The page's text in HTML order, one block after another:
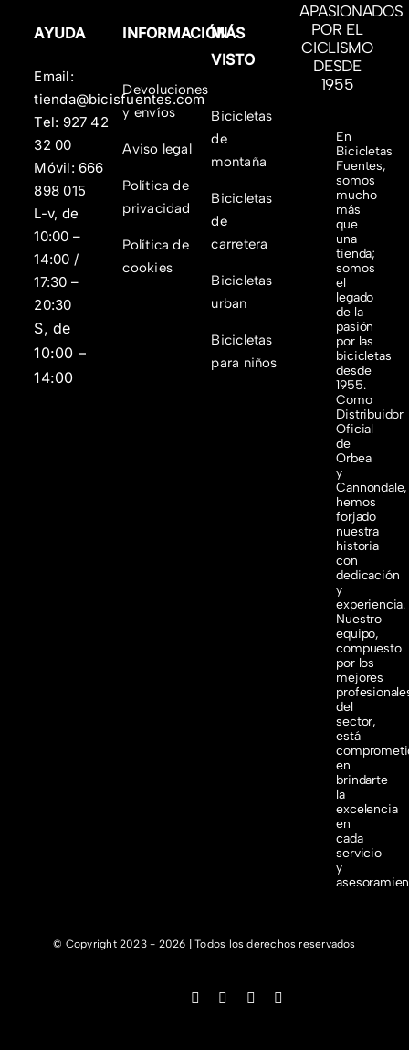
AYUDA
Email:
tienda@bicisfuentes.com
Tel: 927 42
32 00
Móvil: 666
898 015
L-v, de
10:00 –
14:00 /
17:30 –
20:30
S, de
10:00 –
14:00
INFORMACIÓN
Devoluciones
y envíos
Aviso legal
Política de
privacidad
Política de
cookies
MÁS
VISTO
Bicicletas
de
montaña
Bicicletas
de
carretera
Bicicletas
urban
Bicicletas
para niños
APASIONADOS
POR EL
CICLISMO
DESDE
1955
En
Bicicletas
Fuentes,
somos
mucho
más
que
una
tienda;
somos
el
legado
de la
pasión
por las
bicicletas
desde
1955.
Como
Distribuidor
Oficial
de
Orbea
y
Cannondale,
hemos
forjado
nuestra
historia
con
dedicación
y
experiencia.
Nuestro
equipo,
compuesto
por los
mejores
del
sector,
está
en
brindarte
la
excelencia
en
cada
servicio
y
© Copyright 2023 - 2026 | Todos los derechos reservados